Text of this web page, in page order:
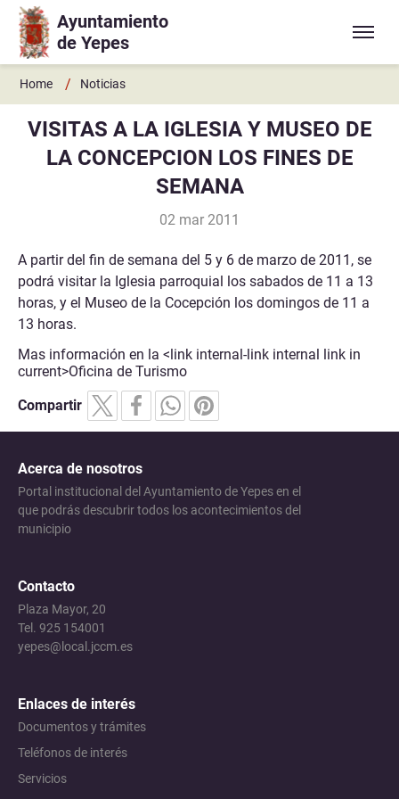
Ir a contenido principal
Ayuntamiento
de Yepes
Home / Noticias
VISITAS A LA IGLESIA Y MUSEO DE
LA CONCEPCION LOS FINES DE
SEMANA
02 mar 2011
A partir del fin de semana del 5 y 6 de marzo de 2011, se
podrá visitar la Iglesia parroquial los sabados de 11 a 13
horas, y el Museo de la Cocepción los domingos de 11 a
13 horas.
Mas información en la <link internal-link internal link in
current>Oficina de Turismo
Compartir
Acerca de nosotros
Portal institucional del Ayuntamiento de Yepes en el
que podrás descubrir todos los acontecimientos del
municipio
Contacto
Plaza Mayor, 20
Tel. 925 154001
yepes@local.jccm.es
Enlaces de interés
Documentos y trámites
Teléfonos de interés
Servicios